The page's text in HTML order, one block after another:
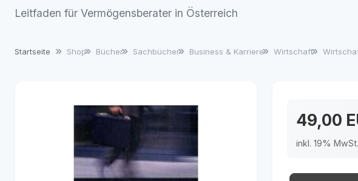
Leitfaden für Vermögensberater in Österreich
Startseite Shop Bücher Sachbücher Business & Karriere Wirtschaft
49,00
inkl. 19%